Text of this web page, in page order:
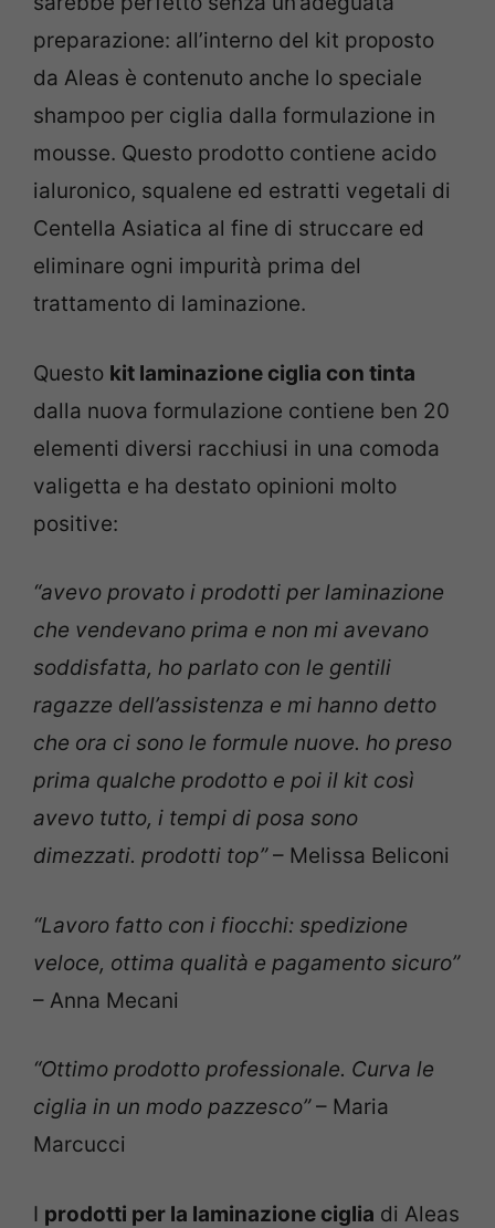
preparazione: all’interno del kit proposto
da Aleas è contenuto anche lo speciale
shampoo per ciglia dalla formulazione in
mousse. Questo prodotto contiene acido
ialuronico, squalene ed estratti vegetali di
Centella Asiatica al fine di struccare ed
eliminare ogni impurità prima del
trattamento di laminazione.
Questo kit laminazione ciglia con tinta
dalla nuova formulazione contiene ben 20
elementi diversi racchiusi in una comoda
valigetta e ha destato opinioni molto
positive:
“avevo provato i prodotti per laminazione
che vendevano prima e non mi avevano
soddisfatta, ho parlato con le gentili
ragazze dell’assistenza e mi hanno detto
che ora ci sono le formule nuove. ho preso
prima qualche prodotto e poi il kit così
avevo tutto, i tempi di posa sono
dimezzati. prodotti top”– Melissa Beliconi
“Lavoro fatto con i fiocchi: spedizione
veloce, ottima qualità e pagamento sicuro”
– Anna Mecani
“Ottimo prodotto professionale. Curva le
ciglia in un modo pazzesco”– Maria
Marcucci
I prodotti per la laminazione ciglia di Aleas